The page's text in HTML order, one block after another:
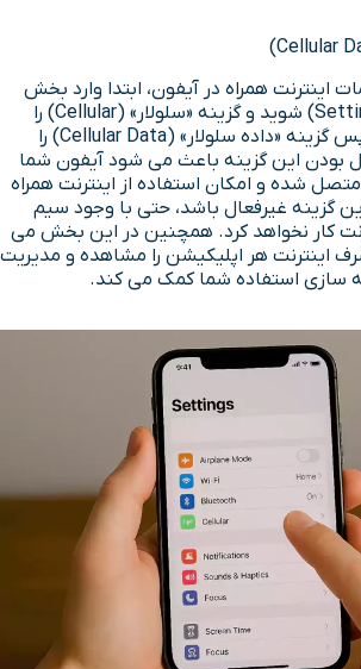
اینترنت همراه در آیفون، ابتدا وارد بخش
«تنظیمات» (Settings) شوید و گزینه «سلولار» (Cellular) را
انتخاب کنید. سپس گزینه «داده سلولار» (Cellular Data) را
بودن این گزینه باعث می شود آیفون شما
متصل شده و امکان استفاده از اینترنت همراه
گزینه غیرفعال باشد، حتی با وجود سیم
کار نخواهد کرد. همچنین در این بخش می
اینترنت هر اپلیکیشن را مشاهده و مدیریت
سازی استفاده شما کمک می کند.